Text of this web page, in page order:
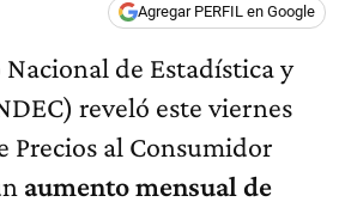
Agregar PERFIL en Google
de Estadística y
reveló este viernes
Precios al Consumidor
aumento mensual de